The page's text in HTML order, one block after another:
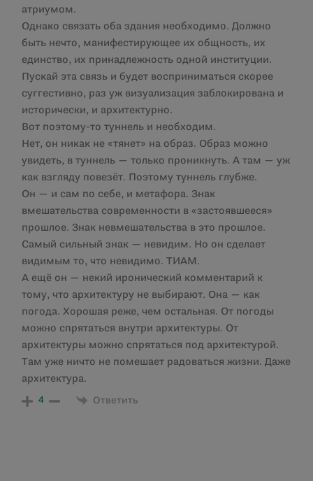
атриумом.
Однако связать оба здания необходимо. Должно
быть нечто, манифестирующее их общность, их
единство, их принадлежность одной институции.
Пускай эта связь и будет восприниматься скорее
суггестивно, раз уж визуализация заблокирована и
исторически, и архитектурно.
Вот поэтому-то туннель и необходим.
Нет, он никак не «тянет» на образ. Образ можно
увидеть, в туннель — только проникнуть. А там — уж
как взгляду повезёт. Поэтому туннель глубже.
Он — и сам по себе, и метафора. Знак
вмешательства современности в «застоявшееся»
прошлое. Знак невмешательства в это прошлое.
Самый сильный знак — невидим. Но он сделает
видимым то, что невидимо. ТИАМ.
А ещё он — некий иронический комментарий к
тому, что архитектуру не выбирают. Она — как
погода. Хорошая реже, чем остальная. От погоды
можно спрятаться внутри архитектуры. От
архитектуры можно спрятаться под архитектурой.
Там уже ничто не помешает радоваться жизни. Даже
архитектура.
4 Ответить